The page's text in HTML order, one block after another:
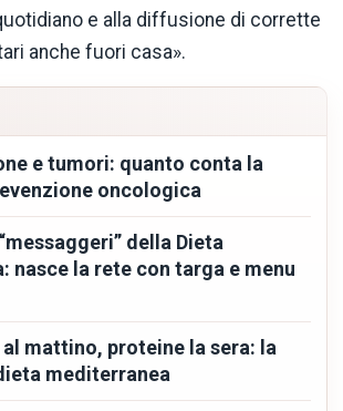
e alla diffusione di corrette
anche fuori casa».
e tumori: quanto conta la
oncologica
della Dieta
nasce la rete con targa e menu
mattino, proteine la sera: la
mediterranea